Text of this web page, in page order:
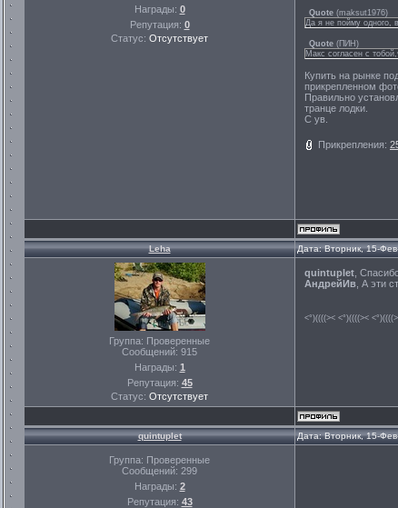
Награды: 0
Репутация: 0
Статус: Отсутствует
Quote (maksut1976)
Да я не пойму одного,
Quote (ПИН )
Макс согласен с
Купить на рынке
прикрепленном
Правильно
транце лодки.
С ув.
Прикрепления:
Leha Дата: Вторник, 15-
Группа: Проверенные
Сообщений: 915
Награды: 1
Репутация: 45
Статус: Отсутствует
quintuplet ,
АндрейИв , А эти
<°)((((>< <°)((((><
quintuplet Дата: Вторник, 15-
Группа: Проверенные
Сообщений: 299
Награды: 2
Репутация: 43